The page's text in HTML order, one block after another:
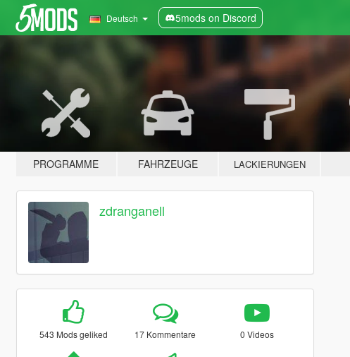
Deutsch 5mods on Discord
PROGRAMME FAHRZEUGE LACKIERUNGEN
zdranganell
543 Mods geliked 17 Kommentare 0 Videos